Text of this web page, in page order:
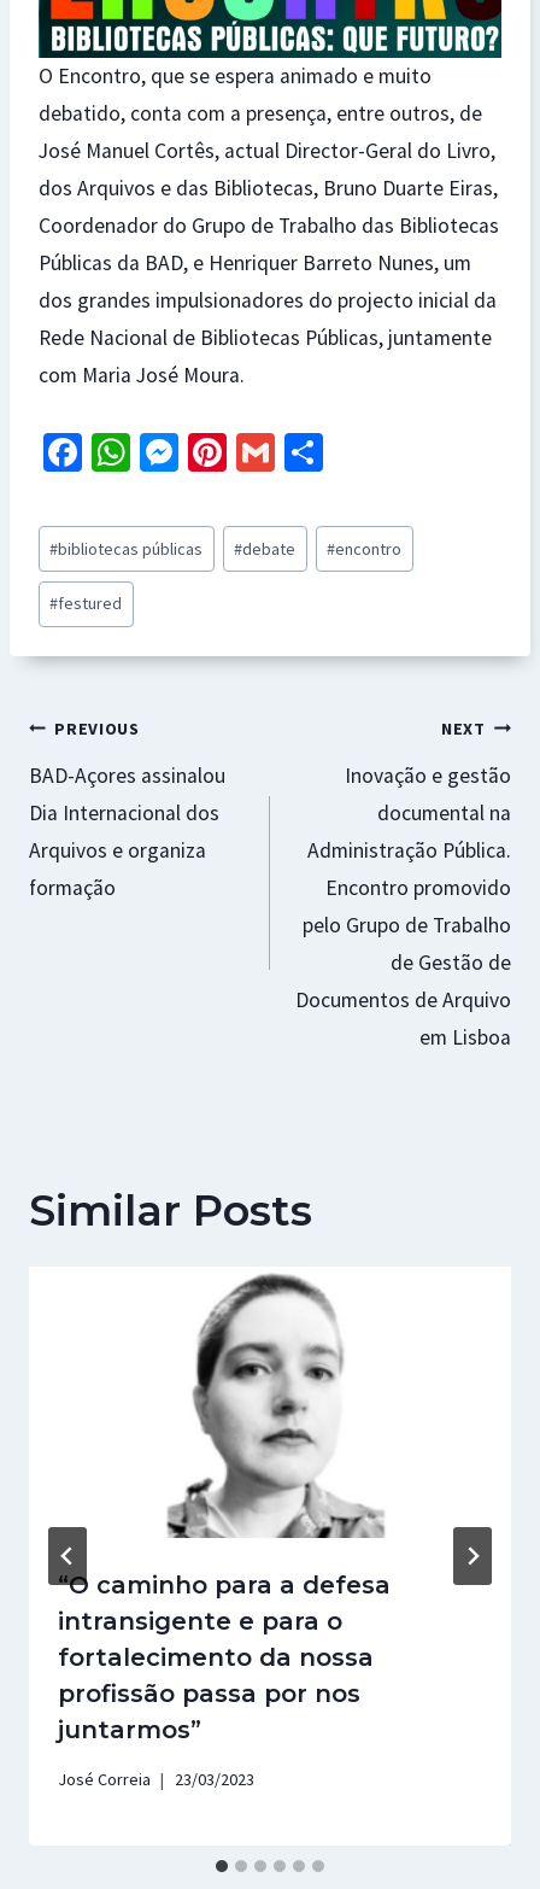
O Encontro, que se espera animado e muito
debatido, conta com a presença, entre outros, de
José Manuel Cortês, actual Director-Geral do Livro,
dos Arquivos e das Bibliotecas, Bruno Duarte Eiras,
Coordenador do Grupo de Trabalho das Bibliotecas
Públicas da BAD, e Henriquer Barreto Nunes, um
dos grandes impulsionadores do projecto inicial da
Rede Nacional de Bibliotecas Públicas, juntamente
com Maria José Moura.
Fa
b
o
o
k
W
at
sA
p
M
se
n
r
Pi
er
es
G
ai
l
ar
e
Post
Tags:
#bibliotecas públicas #debate #encontro
#festured
Navegação
de
artigos
PREVIOUS
BAD-Açores assinalou
Dia Internacional dos
Arquivos e organiza
formação
NEXT
Inovação e gestão
documental na
Administração Pública.
Encontro promovido
pelo Grupo de Trabalho
de Gestão de
Documentos de Arquivo
em Lisboa
Similar Posts
“O caminho para a defesa
intransigente e para o
fortalecimento da nossa
profissão passa por nos
juntarmos”
José Correia 23/03/2023